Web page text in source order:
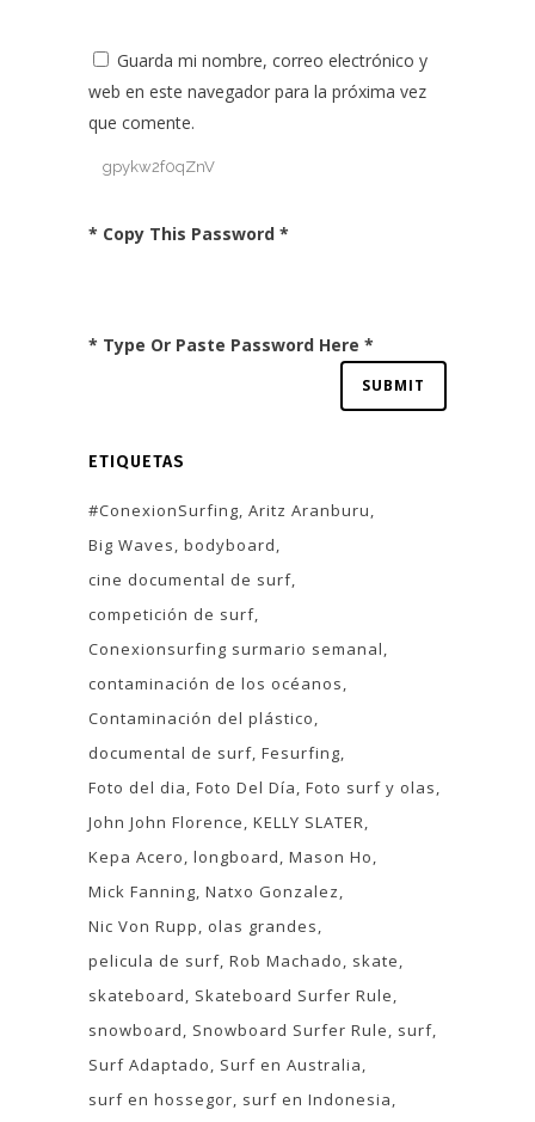
Guarda mi nombre, correo electrónico y
web en este navegador para la próxima vez
que comente.
* Copy This Password *
* Type Or Paste Password Here *
ETIQUETAS
#ConexionSurfing Aritz Aranburu
Big Waves bodyboard
cine documental de surf
competición de surf
Conexionsurfing surmario semanal
contaminación de los océanos
Contaminación del plástico
documental de surf Fesurfing
Foto del dia Foto Del Día Foto surf y olas
John John Florence KELLY SLATER
Kepa Acero longboard Mason Ho
Mick Fanning Natxo Gonzalez
Nic Von Rupp
olas grandes
pelicula de surf Rob Machado
skate
skateboard
Skateboard Surfer Rule
snowboard
Snowboard Surfer Rule
surf
Surf Adaptado
Surf en Australia
surf en hossegor surf en Indonesia